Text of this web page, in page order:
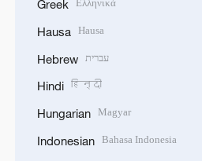
Greek
Hausa Hausa
Hebrew עברית
Hindi हिन्दी
Hungarian Magyar
Indonesian Bahasa Indonesia